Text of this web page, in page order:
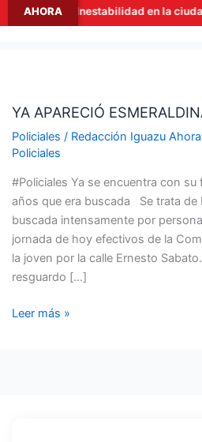
AHORAInestabilidad en la ciudad:
YA APARECIÓ
Policiales / Redacción Iguazu Ahora
Policiales
#Policiales Ya se encuentra con su
años que era buscada Se trata de
buscada intensamente por
jornada de hoy efectivos de la
la joven por la calle Ernesto
resguardo […]
ESMERALDINA
Leer más »